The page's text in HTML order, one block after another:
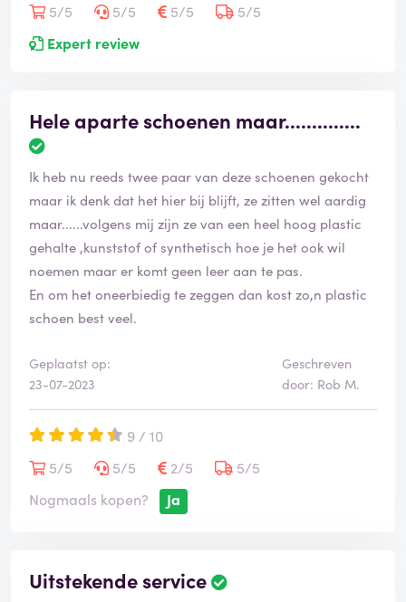
5/5
5/5 5/5
5/5
Expert review
Hele aparte schoenen maar..............
Ik heb nu reeds twee paar van deze schoenen gekocht
maar ik denk dat het hier bij blijft, ze zitten wel aardig
maar......volgens mij zijn ze van een heel hoog plastic
gehalte ,kunststof of synthetisch hoe je het ook wil
noemen maar er komt geen leer aan te pas.
En om het oneerbiedig te zeggen dan kost zo,n plastic
schoen best veel.
Geplaatst op:
23-07-2023
Geschreven
door: Rob M.
9 / 10
5/5
5/5 2/5
5/5
Nogmaals kopen?
Ja
Uitstekende service